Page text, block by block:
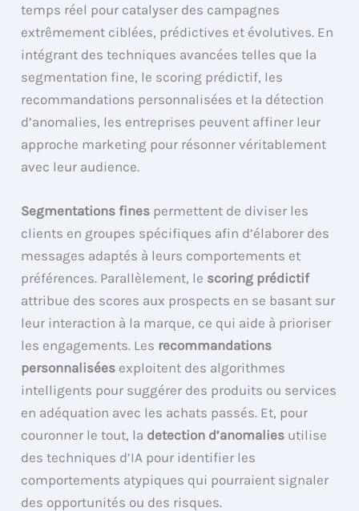
temps réel pour catalyser des campagnes
extrêmement ciblées, prédictives et évolutives. En
intégrant des techniques avancées telles que la
segmentation fine, le scoring prédictif, les
recommandations personnalisées et la détection
d’anomalies, les entreprises peuvent affiner leur
approche marketing pour résonner véritablement
avec leur audience.
Segmentations fines permettent de diviser les
clients en groupes spécifiques afin d’élaborer des
messages adaptés à leurs comportements et
préférences. Parallèlement, le scoring prédictif
attribue des scores aux prospects en se basant sur
leur interaction à la marque, ce qui aide à prioriser
les engagements. Les recommandations
personnalisées exploitent des algorithmes
intelligents pour suggérer des produits ou services
en adéquation avec les achats passés. Et, pour
couronner le tout, la detection d’anomalies utilise
des techniques d’IA pour identifier les
comportements atypiques qui pourraient signaler
des opportunités ou des risques.